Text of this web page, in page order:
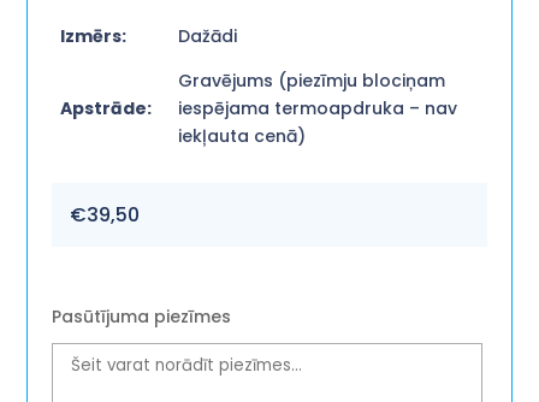
Izmērs:
Dažādi
Apstrāde:
Gravējums (piezīmju blociņam
iespējama termoapdruka – nav
iekļauta cenā)
€39,50
Pasūtījuma piezīmes